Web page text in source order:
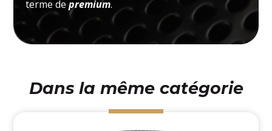
terme depremium.
Dans la même catégorie